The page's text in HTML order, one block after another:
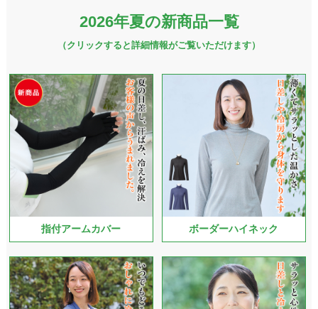
2026年夏の新商品一覧
（クリックすると詳細情報がご覧いただけます）
指付アームカバー ボーダーハイネック